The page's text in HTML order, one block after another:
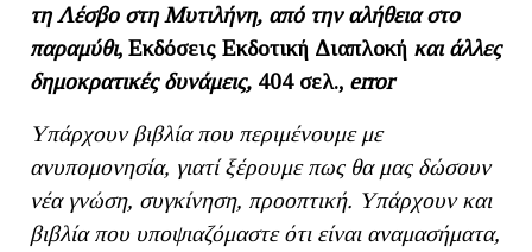
τη Λέσβο στη Μυτιλήνη, από την αλήθεια στο
παραμύθι, Εκδόσεις Εκδοτική Διαπλοκή και άλλες
δημοκρατικές δυνάμεις, 404 σελ., error
Υπάρχουν βιβλία που περιμένουμε με
ανυπομονησία, γιατί ξέρουμε πως θα μας δώσουν
νέα γνώση, συγκίνηση, προοπτική. Υπάρχουν και
βιβλία που υποψιαζόμαστε ότι είναι αναμασήματα,